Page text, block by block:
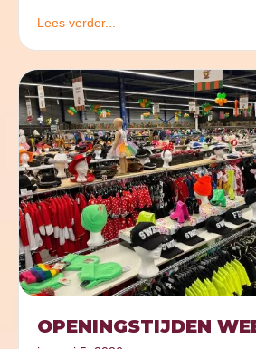
Lees verder...
OPENINGSTIJDEN